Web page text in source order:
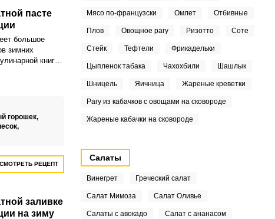
пасте
большое
зимних
книге.
горошек,
СМОТРЕТЬ РЕЦЕПТ
заливке
на зиму
Мясо по-французски Омлет Отбивные
Плов Овощное рагу Ризотто Соте
Стейк Тефтели Фрикадельки
Цыпленок табака Чахохбили Шашлык
Шницель Яичница Жареные креветки
Рагу из кабачков с овощами на сковороде
Жареные кабачки на сковороде
Салаты
Винегрет Греческий салат
Салат Мимоза Салат Оливье
Салаты с авокадо Салат с ананасом